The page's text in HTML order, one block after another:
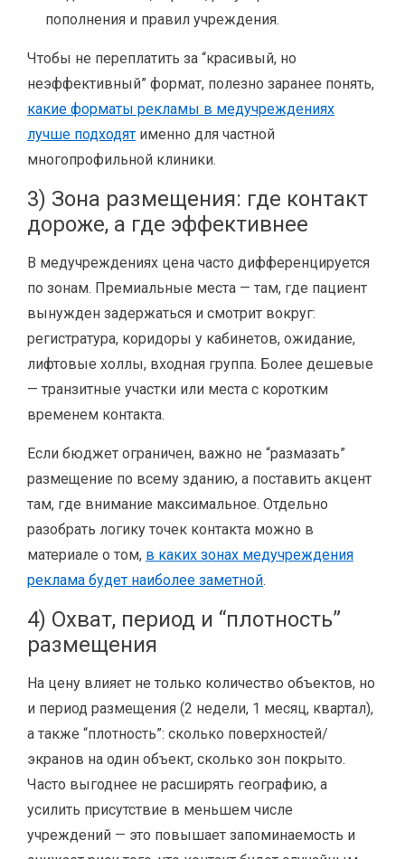
пополнения и правил учреждения.
Чтобы не переплатить за “красивый, но
неэффективный” формат, полезно заранее понять,
какие форматы рекламы в медучреждениях
лучше подходят именно для частной
многопрофильной клиники.
3) Зона размещения: где контакт
дороже, а где эффективнее
В медучреждениях цена часто дифференцируется
по зонам. Премиальные места — там, где пациент
вынужден задержаться и смотрит вокруг:
регистратура, коридоры у кабинетов, ожидание,
лифтовые холлы, входная группа. Более дешевые
— транзитные участки или места с коротким
временем контакта.
Если бюджет ограничен, важно не “размазать”
размещение по всему зданию, а поставить акцент
там, где внимание максимальное. Отдельно
разобрать логику точек контакта можно в
материале о том, в каких зонах медучреждения
реклама будет наиболее заметной.
4) Охват, период и “плотность”
размещения
На цену влияет не только количество объектов, но
и период размещения (2 недели, 1 месяц, квартал),
а также “плотность”: сколько поверхностей/
экранов на один объект, сколько зон покрыто.
Часто выгоднее не расширять географию, а
усилить присутствие в меньшем числе
учреждений — это повышает запоминаемость и